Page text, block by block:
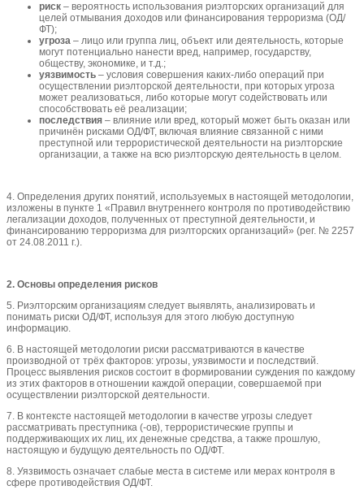
риск – вероятность использования риэлторских организаций для
целей отмывания доходов или финансирования терроризма (ОД/
ФТ);
угроза – лицо или группа лиц, объект или деятельность, которые
могут потенциально нанести вред, например, государству,
обществу, экономике, и т.д.;
уязвимость – условия совершения каких-либо операций при
осуществлении риэлторской деятельности, при которых угроза
может реализоваться, либо которые могут содействовать или
способствовать её реализации;
последствия – влияние или вред, который может быть оказан или
причинён рисками ОД/ФТ, включая влияние связанной с ними
преступной или террористической деятельности на риэлторские
организации, а также на всю риэлторскую деятельность в целом.
4. Определения других понятий, используемых в настоящей методологии,
изложены в пункте 1 «Правил внутреннего контроля по противодействию
легализации доходов, полученных от преступной деятельности, и
финансированию терроризма для риэлторских организаций» (рег. № 2257
от 24.08.2011 г.).
2. Основы определения рисков
5. Риэлторским организациям следует выявлять, анализировать и
понимать риски ОД/ФТ, используя для этого любую доступную
информацию.
6. В настоящей методологии риски рассматриваются в качестве
производной от трёх факторов: угрозы, уязвимости и последствий.
Процесс выявления рисков состоит в формировании суждения по каждому
из этих факторов в отношении каждой операции, совершаемой при
осуществлении риэлторской деятельности.
7. В контексте настоящей методологии в качестве угрозы следует
рассматривать преступника (-ов), террористические группы и
поддерживающих их лиц, их денежные средства, а также прошлую,
настоящую и будущую деятельность по ОД/ФТ.
8. Уязвимость означает слабые места в системе или мерах контроля в
сфере противодействия ОД/ФТ.